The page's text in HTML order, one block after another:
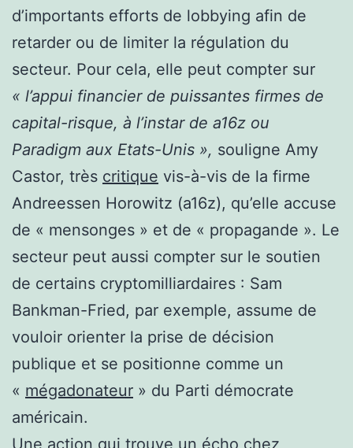
d’importants efforts de lobbying afin de
retarder ou de limiter la régulation du
secteur. Pour cela, elle peut compter sur
« l’appui financier de puissantes firmes de
capital-risque, à l’instar de a16z ou
Paradigm aux Etats-Unis », souligne Amy
Castor, très critique vis-à-vis de la firme
Andreessen Horowitz (a16z), qu’elle accuse
de « mensonges » et de « propagande ». Le
secteur peut aussi compter sur le soutien
de certains cryptomilliardaires : Sam
Bankman-Fried, par exemple, assume de
vouloir orienter la prise de décision
publique et se positionne comme un
« mégadonateur » du Parti démocrate
américain.
Une action qui trouve un écho chez